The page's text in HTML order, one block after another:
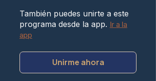
También puedes unirte a este
programa desde la app. Ir a la
app
Unirme ahora